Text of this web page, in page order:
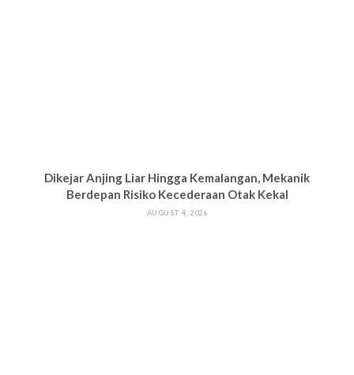
Dikejar Anjing Liar Hingga Kemalangan, Mekanik
Berdepan Risiko Kecederaan Otak Kekal
AUGUST 4, 2026